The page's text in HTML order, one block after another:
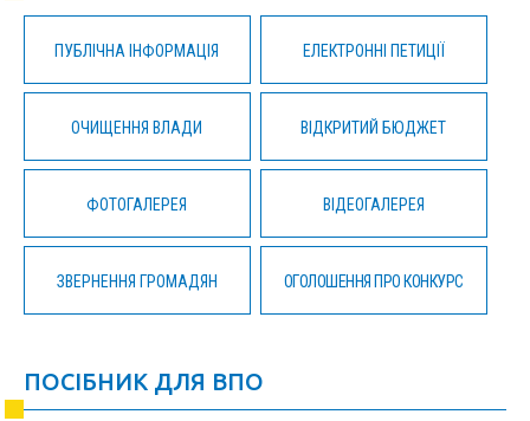
ПУБЛІЧНА ІНФОРМАЦІЯ ЕЛЕКТРОННІ ПЕТИЦІЇ
ОЧИЩЕННЯ ВЛАДИ ВІДКРИТИЙ БЮДЖЕТ
ФОТОГАЛЕРЕЯ ВІДЕОГАЛЕРЕЯ
ЗВЕРНЕННЯ ГРОМАДЯН ОГОЛОШЕННЯ ПРО КОНКУРС
ПОСІБНИК ДЛЯ ВПО